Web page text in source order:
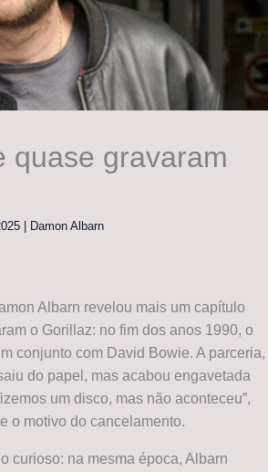
quase gravaram
Damon Albarn
Albarn revelou mais um capítulo
o Gorillaz: no fim dos anos 1990, o
conjunto com David Bowie. A parceria,
do papel, mas acabou engavetada
um disco, mas não aconteceu”,
o motivo do cancelamento.
curioso: na mesma época, Albarn